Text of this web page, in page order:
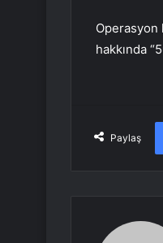
Operasyon
hakkında
Paylaş